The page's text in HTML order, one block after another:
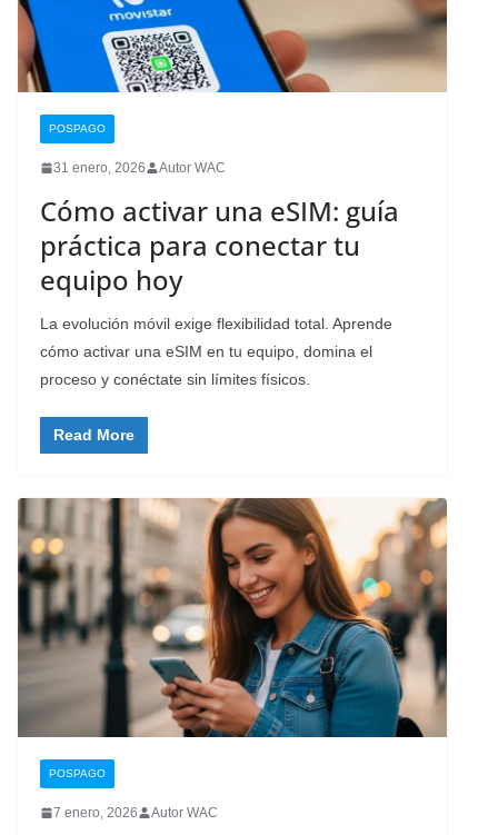
POSPAGO
31 enero, 2026 Autor WAC
Cómo activar una eSIM: guía
práctica para conectar tu
equipo hoy
La evolución móvil exige flexibilidad total. Aprende
cómo activar una eSIM en tu equipo, domina el
proceso y conéctate sin límites físicos.
Read More
POSPAGO
7 enero, 2026 Autor WAC